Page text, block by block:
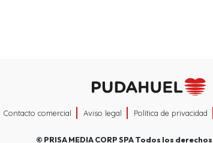
Contacto comercial Aviso legal Política de privacidad
© PRISA MEDIA CORP SPATodos los